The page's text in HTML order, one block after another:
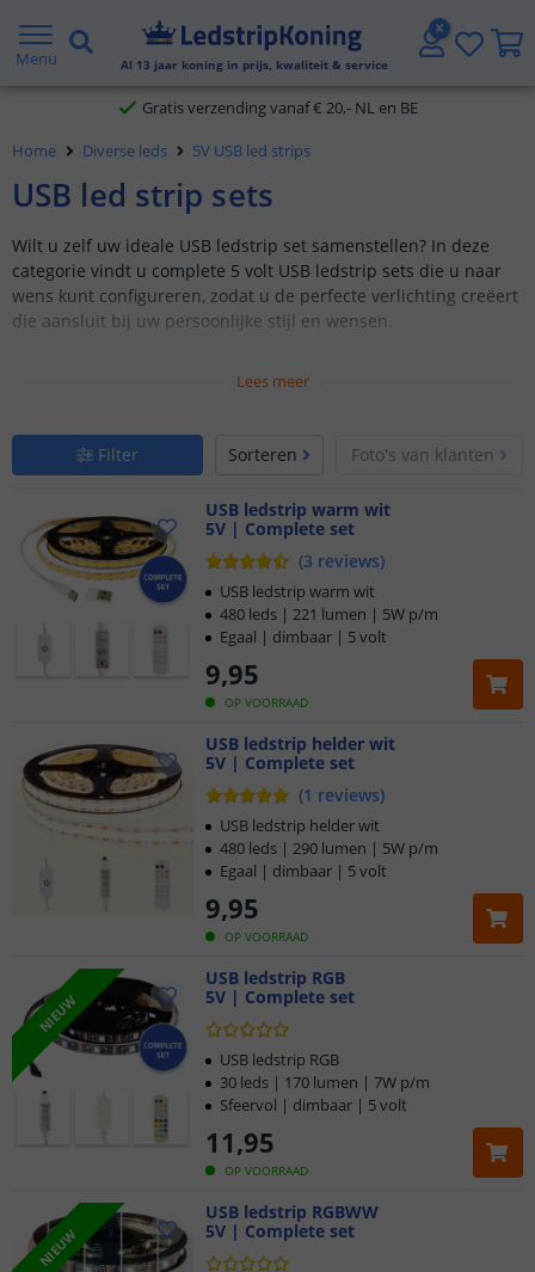
Menu Al 13 jaar koning in prijs, kwaliteit & service
5 jaar garantie
Gratis verzending vanaf € 20,- NL en BE
Klantbeoordeling 9.1
Voor 23:45 uur besteld,
Home Diverse leds 5V USB led strips
USB led strip sets
Wilt u zelf uw ideale USB ledstrip set samenstellen? In deze
categorie vindt u complete 5 volt USB ledstrip sets die u naar
wens kunt configureren, zodat u de perfecte verlichting creëert
die aansluit bij uw persoonlijke stijl en wensen.
Zelfs te gebruiken op plaatsen zonder stopcontact
Onze complete USB ledstrip sets bieden alles wat u nodig heeft
voor een stijlvolle en flexibele verlichtingsoplossing. In deze
categorie kunt u uw eigen set samenstellen met opties voor
verschillende bedieningsmethoden, zoalsafstandsbediening
app-bediening, en een selectie van kleuren en lengtes die
passen bij uw ruimte. Of u nu een subtiele verlichting zoekt
voor een specifieke hoek of een opvallende lichtaccent in een
grotere ruimte, met onze complete sets stelt u uw verlichting
naar eigen wens samen.
Lees meer
Filter Sorteren Foto's van klanten
USB ledstrip warm wit
5V | Complete set
(3 reviews)
OP VOORRAAD
9,95
USB ledstrip warm wit
480 leds | 221 lumen | 5W p/m
Egaal | dimbaar | 5 volt
USB ledstrip helder wit
5V | Complete set
(1 reviews)
OP VOORRAAD
9,95
USB ledstrip helder wit
480 leds | 290 lumen | 5W p/m
Egaal | dimbaar | 5 volt
NIEUW
USB ledstrip RGB
5V | Complete set
OP VOORRAAD
11,95
USB ledstrip RGB
30 leds | 170 lumen | 7W p/m
Sfeervol | dimbaar | 5 volt
NIEUW
USB ledstrip RGBWW
5V | Complete set